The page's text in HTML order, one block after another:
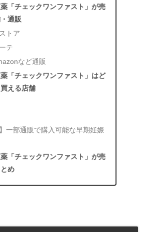
「チェックワンファスト」が売
通販
トア
テ
など通販
「チェックワンファスト」はど
える店舗
】一部通販で購入可能な早期妊娠
「チェックワンファスト」が売
め